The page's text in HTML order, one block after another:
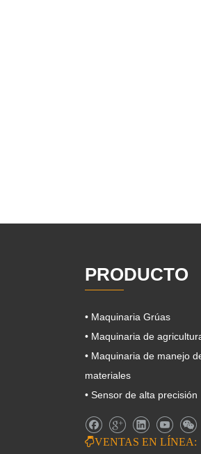
PRODUCTO
• Maquinaria Grúas
• Maquinaria de
• Maquinaria de manejo
materiales
• Sensor de alta precisión
VENTAS EN LÍNEA: